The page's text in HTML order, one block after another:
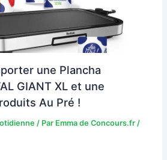
une Plancha
GIANT XL et une
Au Pré !
/ Par Emma de Concours.fr /